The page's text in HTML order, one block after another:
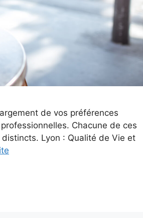
de vos préférences
Chacune de ces
Lyon : Qualité de Vie et